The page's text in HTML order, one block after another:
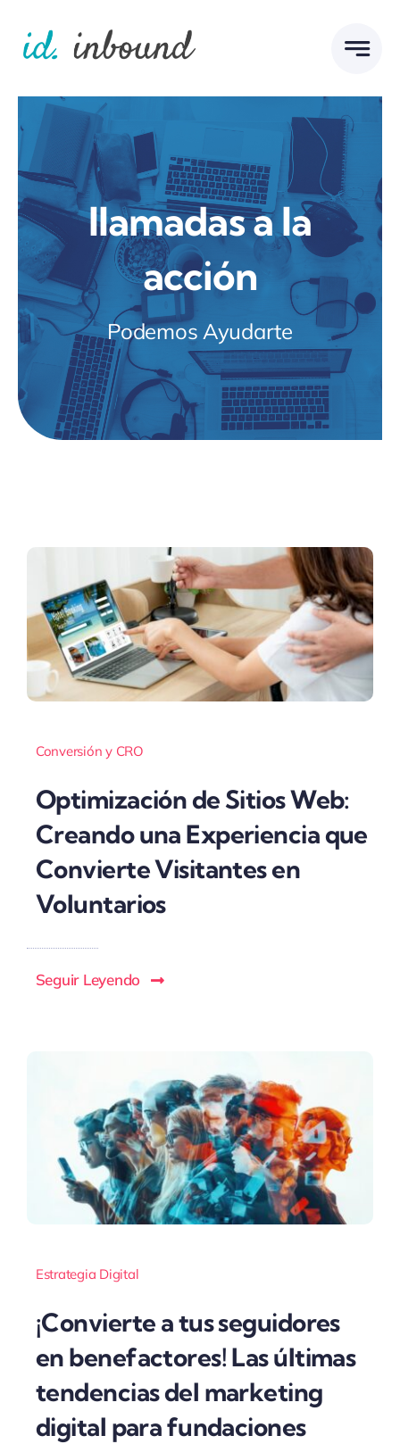
content
llamadas a la
acción
Podemos Ayudarte
Conversión y CRO
Optimización de Sitios Web:
Creando una Experiencia que
Convierte Visitantes en
Voluntarios
Seguir Leyendo
Estrategia Digital
¡Convierte a tus seguidores
en benefactores! Las últimas
tendencias del marketing
digital para fundaciones